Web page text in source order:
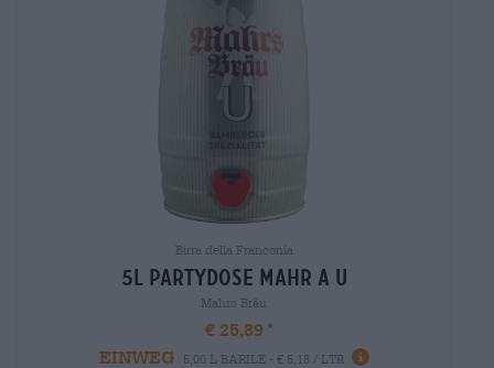
Birra della Franconia
5l partydose mahr a u
Mahrs Bräu
€ 25,89
EINWEG
5,00 L BARILE - € 5,18 / LTR